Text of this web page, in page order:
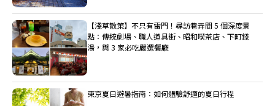
【淺草散策】不只有雷門！尋訪巷弄間 5 個深度景
點：傳統劇場、職人道具街、昭和喫茶店、下町錢
湯，與 3 家必吃嚴選餐廳
東京夏日避暑指南：如何體驗舒適的夏日行程